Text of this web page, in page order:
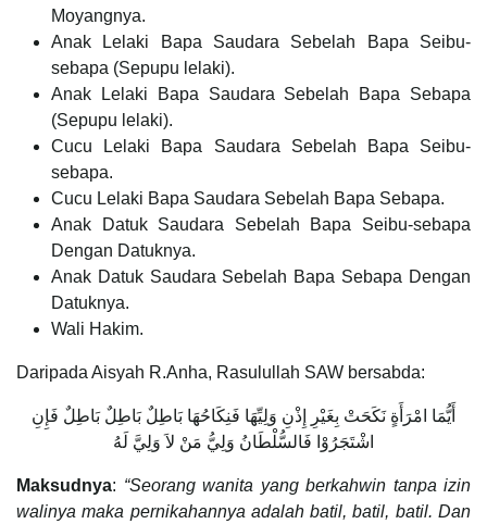
Moyangnya.
Anak Lelaki Bapa Saudara Sebelah Bapa Seibu-
sebapa (Sepupu lelaki).
Anak Lelaki Bapa Saudara Sebelah Bapa Sebapa
(Sepupu lelaki).
Cucu Lelaki Bapa Saudara Sebelah Bapa Seibu-
sebapa.
Cucu Lelaki Bapa Saudara Sebelah Bapa Sebapa.
Anak Datuk Saudara Sebelah Bapa Seibu-sebapa
Dengan Datuknya.
Anak Datuk Saudara Sebelah Bapa Sebapa Dengan
Datuknya.
Wali Hakim.
Daripada Aisyah R.Anha, Rasulullah SAW bersabda:
أَيُّمَا امْرَأَةٍ نَكَحَتْ بِغَيْرِ إِذْنِ وَلِيِّهَا فَنِكَاحُهَا بَاطِلٌ بَاطِلٌ بَاطِلٌ فَإِنِ
اشْتَجَرُوْا فَالسُّلْطَانُ وَلِيُّ مَنْ لاَ وَلِيَّ لَهُ
Maksudnya: “Seorang wanita yang berkahwin tanpa izin
walinya maka pernikahannya adalah batil, batil, batil. Dan